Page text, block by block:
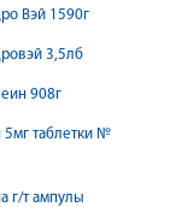
Вэй 1590г
3,5лб
908г
5мг таблетки №
г/т ампулы